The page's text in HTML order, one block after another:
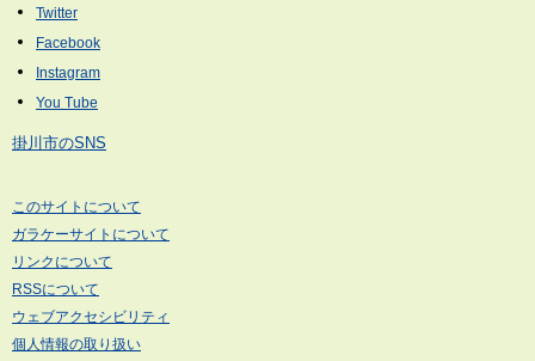
掛川市のSNS
このサイトについて
ガラケーサイトについて
リンクについて
RSSについて
ウェブアクセシビリティ
個人情報の取り扱い